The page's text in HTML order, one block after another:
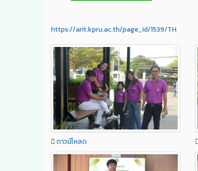
https://arit.kpru.ac.th/page_id/1539/TH
ดาวน์โหลด